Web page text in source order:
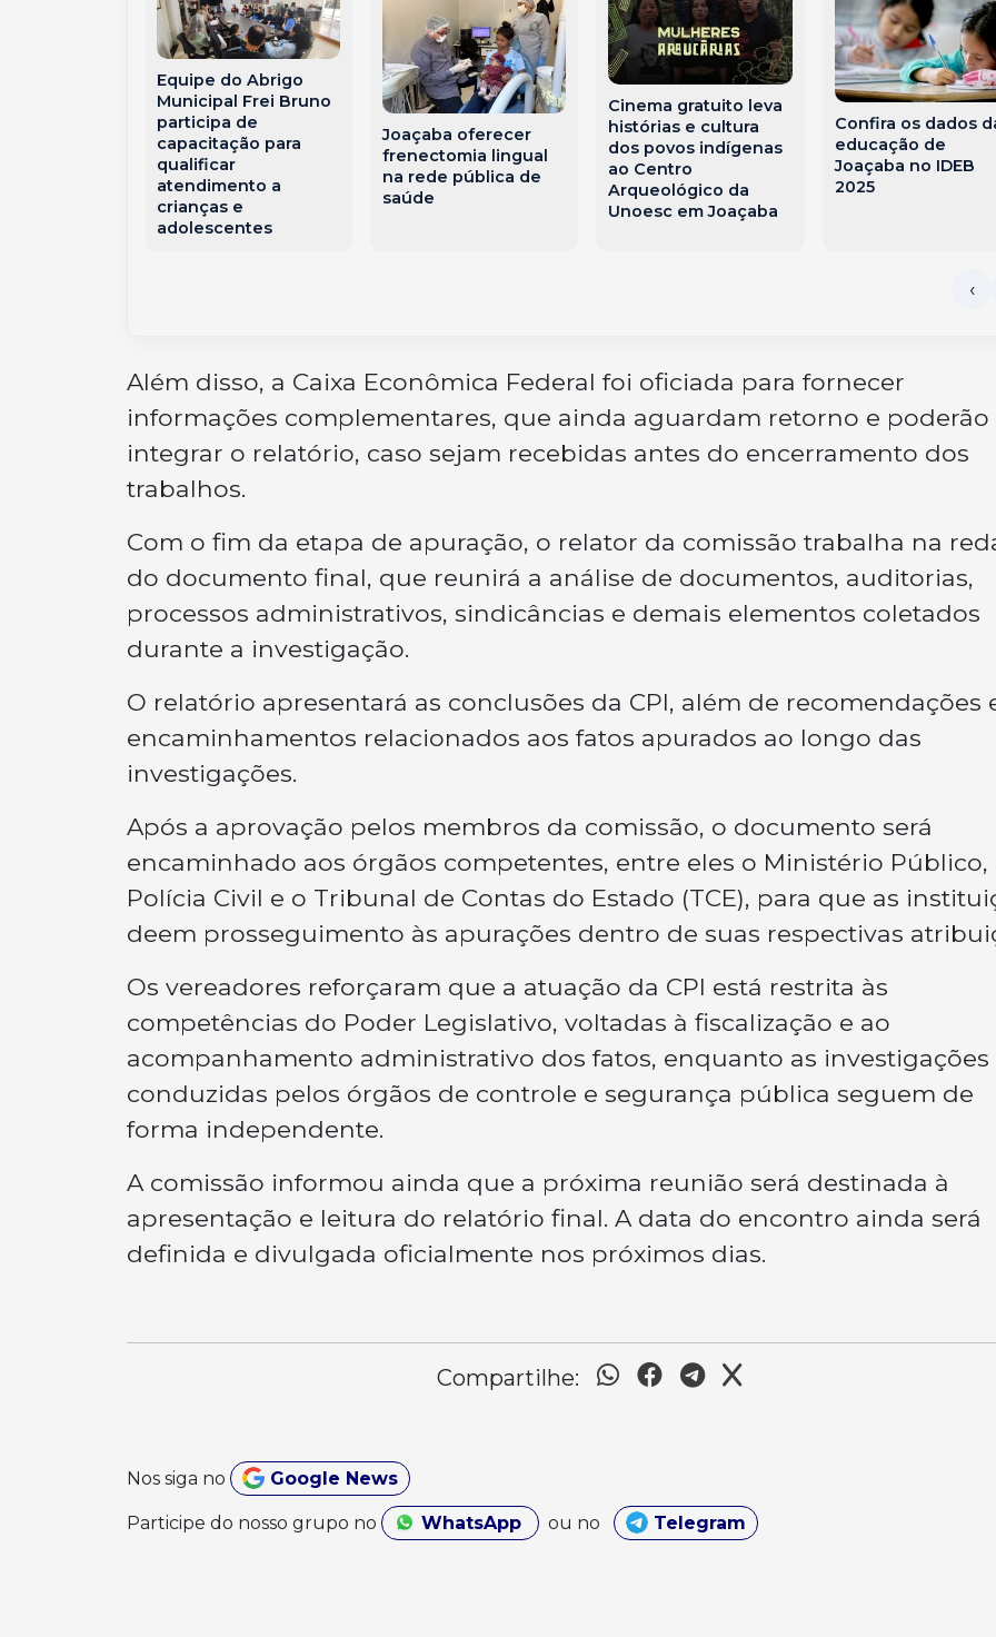
Equipe do Abrigo
Municipal Frei Bruno
participa de
capacitação para
qualificar
atendimento a
crianças e
adolescentes
Joaçaba oferecer
frenectomia lingual
na rede pública de
saúde
Cinema gratuito leva
histórias e cultura
dos povos indígenas
ao Centro
Arqueológico da
Unoesc em Joaçaba
Confira os dados
educação de
Joaçaba no IDEB
2025
Além disso, a Caixa Econômica Federal foi oficiada para fornecer
informações complementares, que ainda aguardam retorno e poderão
integrar o relatório, caso sejam recebidas antes do encerramento dos
trabalhos.
Com o fim da etapa de apuração, o relator da comissão trabalha na
do documento final, que reunirá a análise de documentos, auditorias,
processos administrativos, sindicâncias e demais elementos coletados
durante a investigação.
O relatório apresentará as conclusões da CPI, além de recomendações
encaminhamentos relacionados aos fatos apurados ao longo das
investigações.
Após a aprovação pelos membros da comissão, o documento será
encaminhado aos órgãos competentes, entre eles o Ministério Público,
Polícia Civil e o Tribunal de Contas do Estado (TCE), para que as
deem prosseguimento às apurações dentro de suas respectivas
Os vereadores reforçaram que a atuação da CPI está restrita às
competências do Poder Legislativo, voltadas à fiscalização e ao
acompanhamento administrativo dos fatos, enquanto as investigações
conduzidas pelos órgãos de controle e segurança pública seguem de
forma independente.
A comissão informou ainda que a próxima reunião será destinada à
apresentação e leitura do relatório final. A data do encontro ainda será
definida e divulgada oficialmente nos próximos dias.
Compartilhe:
Nos siga no Google News
Participe do nosso grupo no WhatsApp ou no Telegram